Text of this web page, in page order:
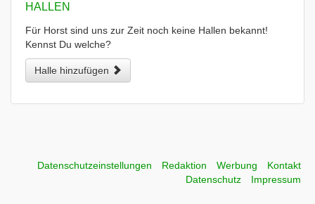
HALLEN
Für Horst sind uns zur Zeit noch keine Hallen bekannt!
Kennst Du welche?
Halle hinzufügen
Datenschutzeinstellungen Redaktion Werbung
Kontakt
Datenschutz
Impressum